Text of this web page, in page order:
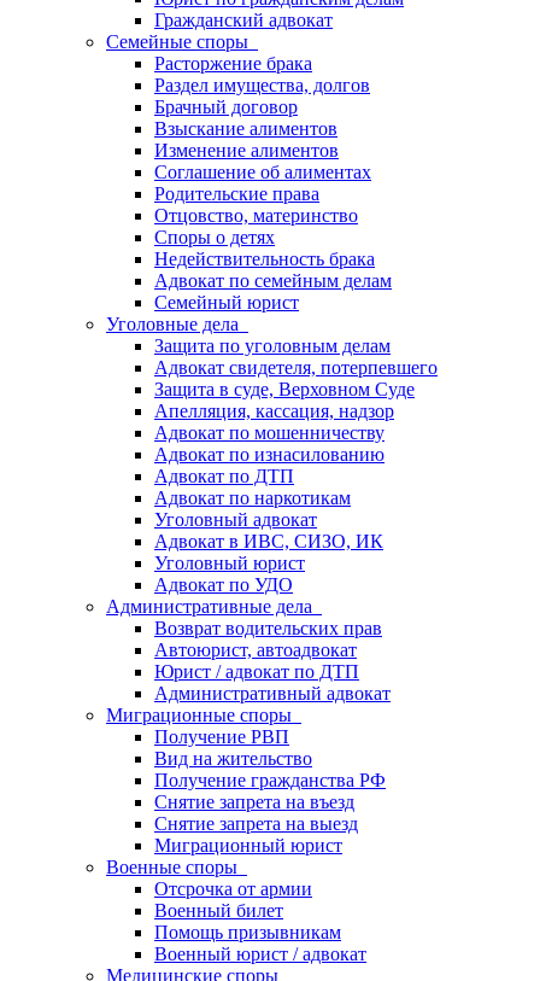
Гражданский адвокат
Семейные споры
Расторжение брака
Раздел имущества, долгов
Брачный договор
Взыскание алиментов
Изменение алиментов
Соглашение об алиментах
Родительские права
Отцовство, материнство
Споры о детях
Недействительность брака
Адвокат по семейным делам
Семейный юрист
Уголовные дела
Защита по уголовным делам
Адвокат свидетеля, потерпевшего
Защита в суде, Верховном Суде
Апелляция, кассация, надзор
Адвокат по мошенничеству
Адвокат по изнасилованию
Адвокат по ДТП
Адвокат по наркотикам
Уголовный адвокат
Адвокат в ИВС, СИЗО, ИК
Уголовный юрист
Адвокат по УДО
Административные дела
Возврат водительских прав
Автоюрист, автоадвокат
Юрист / адвокат по ДТП
Административный адвокат
Миграционные споры
Получение РВП
Вид на жительство
Получение гражданства РФ
Снятие запрета на въезд
Снятие запрета на выезд
Миграционный юрист
Военные споры
Отсрочка от армии
Военный билет
Помощь призывникам
Военный юрист / адвокат
Медицинские споры